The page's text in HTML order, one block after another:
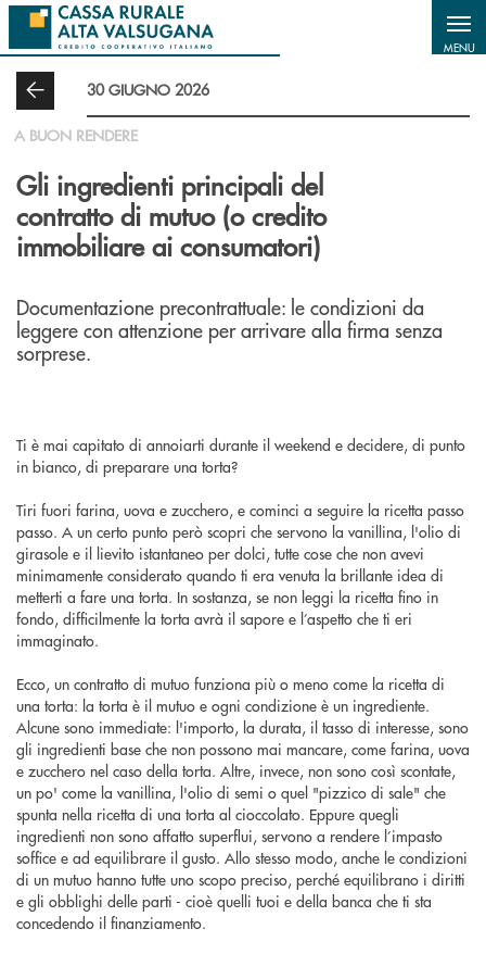
Salta al contenuto principale
MENU
30 GIUGNO 2026
A BUON RENDERE
Gli ingredienti principali del
contratto di mutuo (o credito
immobiliare ai consumatori)
Documentazione precontrattuale: le condizioni da
leggere con attenzione per arrivare alla firma senza
sorprese.
Ti è mai capitato di annoiarti durante il weekend e decidere, di punto
in bianco, di preparare una torta?
Tiri fuori farina, uova e zucchero, e cominci a seguire la ricetta passo
passo. A un certo punto però scopri che servono la vanillina, l'olio di
girasole e il lievito istantaneo per dolci, tutte cose che non avevi
minimamente considerato quando ti era venuta la brillante idea di
metterti a fare una torta. In sostanza, se non leggi la ricetta fino in
fondo, difficilmente la torta avrà il sapore e l’aspetto che ti eri
immaginato.
Ecco, un contratto di mutuo funziona più o meno come la ricetta di
una torta: la torta è il mutuo e ogni condizione è un ingrediente.
Alcune sono immediate: l'importo, la durata, il tasso di interesse, sono
gli ingredienti base che non possono mai mancare, come farina, uova
e zucchero nel caso della torta. Altre, invece, non sono così scontate,
un po' come la vanillina, l'olio di semi o quel "pizzico di sale" che
spunta nella ricetta di una torta al cioccolato. Eppure quegli
ingredienti non sono affatto superflui, servono a rendere l’impasto
soffice e ad equilibrare il gusto. Allo stesso modo, anche le condizioni
di un mutuo hanno tutte uno scopo preciso, perché equilibrano i diritti
e gli obblighi delle parti - cioè quelli tuoi e della banca che ti sta
concedendo il finanziamento.